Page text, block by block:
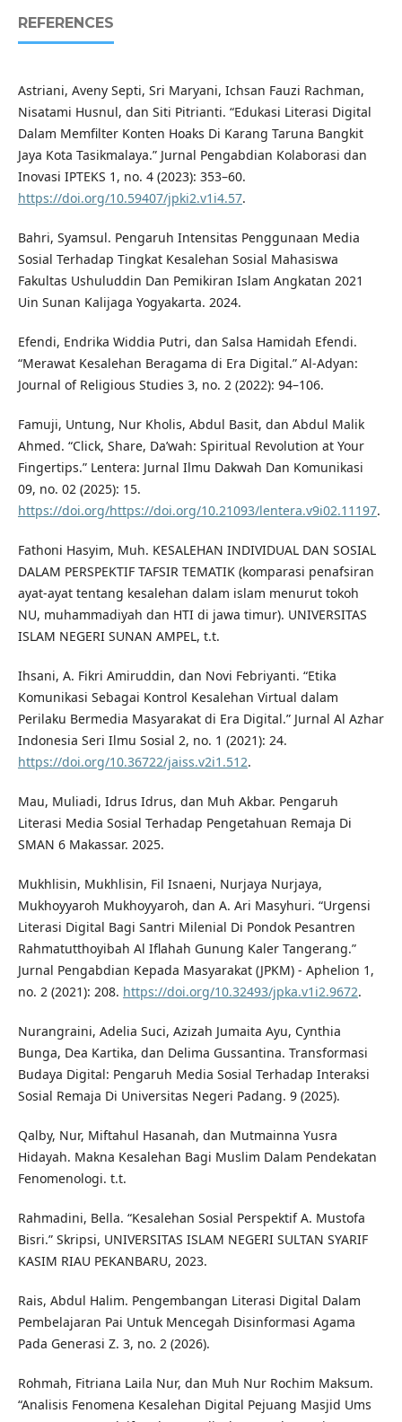
REFERENCES
Astriani, Aveny Septi, Sri Maryani, Ichsan Fauzi Rachman,
Nisatami Husnul, dan Siti Pitrianti. “Edukasi Literasi Digital
Dalam Memfilter Konten Hoaks Di Karang Taruna Bangkit
Jaya Kota Tasikmalaya.” Jurnal Pengabdian Kolaborasi dan
Inovasi IPTEKS 1, no. 4 (2023): 353–60.
https://doi.org/10.59407/jpki2.v1i4.57.
Bahri, Syamsul. Pengaruh Intensitas Penggunaan Media
Sosial Terhadap Tingkat Kesalehan Sosial Mahasiswa
Fakultas Ushuluddin Dan Pemikiran Islam Angkatan 2021
Uin Sunan Kalijaga Yogyakarta. 2024.
Efendi, Endrika Widdia Putri, dan Salsa Hamidah Efendi.
“Merawat Kesalehan Beragama di Era Digital.” Al-Adyan:
Journal of Religious Studies 3, no. 2 (2022): 94–106.
Famuji, Untung, Nur Kholis, Abdul Basit, dan Abdul Malik
Ahmed. “Click, Share, Da’wah: Spiritual Revolution at Your
Fingertips.” Lentera: Jurnal Ilmu Dakwah Dan Komunikasi
09, no. 02 (2025): 15.
https://doi.org/https://doi.org/10.21093/lentera.v9i02.11197.
Fathoni Hasyim, Muh. KESALEHAN INDIVIDUAL DAN SOSIAL
DALAM PERSPEKTIF TAFSIR TEMATIK (komparasi penafsiran
ayat-ayat tentang kesalehan dalam islam menurut tokoh
NU, muhammadiyah dan HTI di jawa timur). UNIVERSITAS
ISLAM NEGERI SUNAN AMPEL, t.t.
Ihsani, A. Fikri Amiruddin, dan Novi Febriyanti. “Etika
Komunikasi Sebagai Kontrol Kesalehan Virtual dalam
Perilaku Bermedia Masyarakat di Era Digital.” Jurnal Al Azhar
Indonesia Seri Ilmu Sosial 2, no. 1 (2021): 24.
https://doi.org/10.36722/jaiss.v2i1.512.
Mau, Muliadi, Idrus Idrus, dan Muh Akbar. Pengaruh
Literasi Media Sosial Terhadap Pengetahuan Remaja Di
SMAN 6 Makassar. 2025.
Mukhlisin, Mukhlisin, Fil Isnaeni, Nurjaya Nurjaya,
Mukhoyyaroh Mukhoyyaroh, dan A. Ari Masyhuri. “Urgensi
Literasi Digital Bagi Santri Milenial Di Pondok Pesantren
Rahmatutthoyibah Al Iflahah Gunung Kaler Tangerang.”
Jurnal Pengabdian Kepada Masyarakat (JPKM) - Aphelion 1,
no. 2 (2021): 208. https://doi.org/10.32493/jpka.v1i2.9672.
Nurangraini, Adelia Suci, Azizah Jumaita Ayu, Cynthia
Bunga, Dea Kartika, dan Delima Gussantina. Transformasi
Budaya Digital: Pengaruh Media Sosial Terhadap Interaksi
Sosial Remaja Di Universitas Negeri Padang. 9 (2025).
Qalby, Nur, Miftahul Hasanah, dan Mutmainna Yusra
Hidayah. Makna Kesalehan Bagi Muslim Dalam Pendekatan
Fenomenologi. t.t.
Rahmadini, Bella. “Kesalehan Sosial Perspektif A. Mustofa
Bisri.” Skripsi, UNIVERSITAS ISLAM NEGERI SULTAN SYARIF
KASIM RIAU PEKANBARU, 2023.
Rais, Abdul Halim. Pengembangan Literasi Digital Dalam
Pembelajaran Pai Untuk Mencegah Disinformasi Agama
Pada Generasi Z. 3, no. 2 (2026).
Rohmah, Fitriana Laila Nur, dan Muh Nur Rochim Maksum.
“Analisis Fenomena Kesalehan Digital Pejuang Masjid Ums